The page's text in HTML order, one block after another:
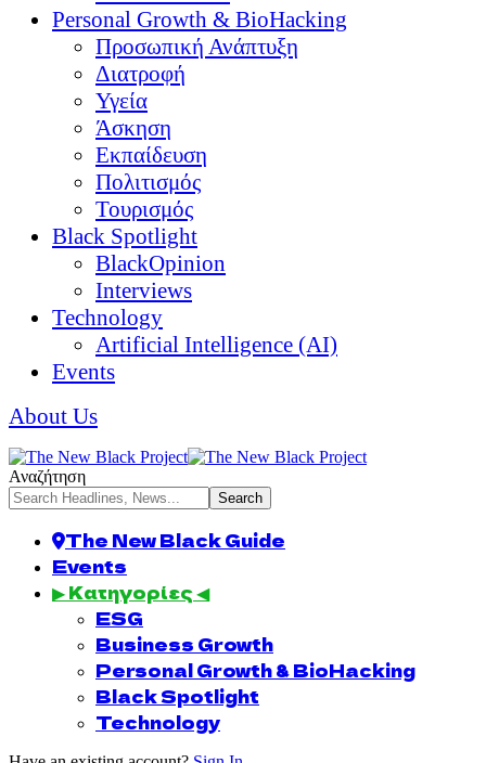
Personal Growth & BioHacking
Προσωπική Ανάπτυξη
Διατροφή
Υγεία
Άσκηση
Εκπαίδευση
Πολιτισμός
Τουρισμός
Black Spotlight
BlackOpinion
Interviews
Technology
Artificial Intelligence (AI)
Events
About Us
Αναζήτηση
The New Black Guide
Events
▶ Κατηγορίες ◀
ESG
Business Growth
Personal Growth & BioHacking
Black Spotlight
Technology